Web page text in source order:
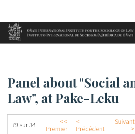
Aller au contenu principal
en
Accueil Panel about "Social and Labour...
Panel about "Social and Labour
Law", at Pake-Leku
19sur34
<<
Premier
<
Précédent
Suivant
>